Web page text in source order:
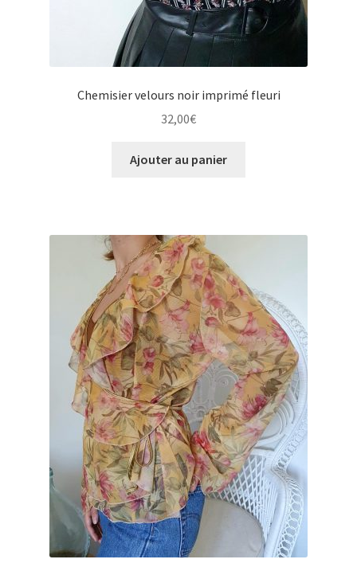
Chemisier velours noir imprimé fleuri
32,00€
Ajouter au panier